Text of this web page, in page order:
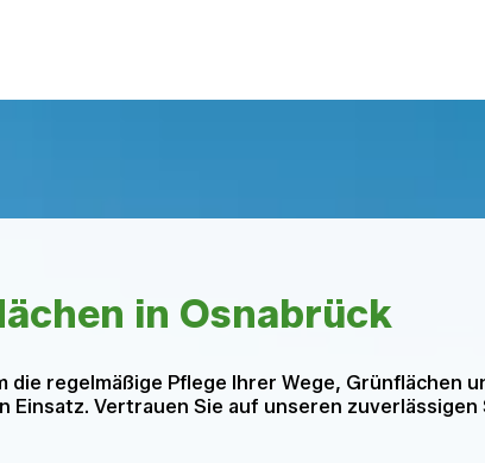
in Osnabrück
regelmäßige Pflege Ihrer Wege, Grünflächen
Vertrauen Sie auf unseren zuverlässigen